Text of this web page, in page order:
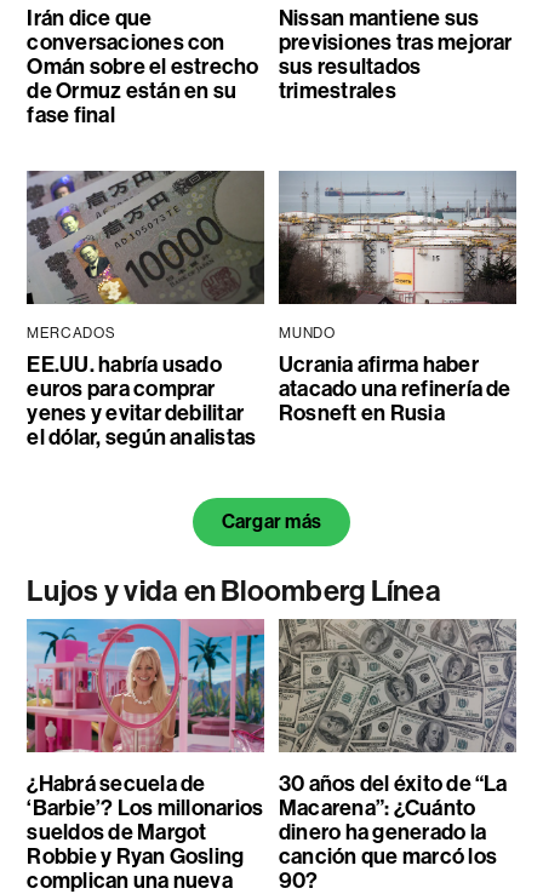
Irán dice que
conversaciones con
Omán sobre el estrecho
de Ormuz están en su
fase final
Nissan mantiene sus
previsiones tras mejorar
sus resultados
trimestrales
MERCADOS
EE.UU. habría usado
euros para comprar
yenes y evitar debilitar
el dólar, según analistas
MUNDO
Ucrania afirma haber
atacado una refinería de
Rosneft en Rusia
Cargar más
Lujos y vida en Bloomberg Línea
¿Habrá secuela de
‘Barbie’? Los millonarios
sueldos de Margot
Robbie y Ryan Gosling
complican una nueva
30 años del éxito de “La
Macarena”: ¿Cuánto
dinero ha generado la
canción que marcó los
90?